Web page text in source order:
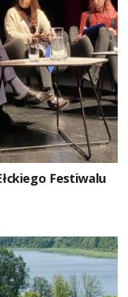
Festiwalu